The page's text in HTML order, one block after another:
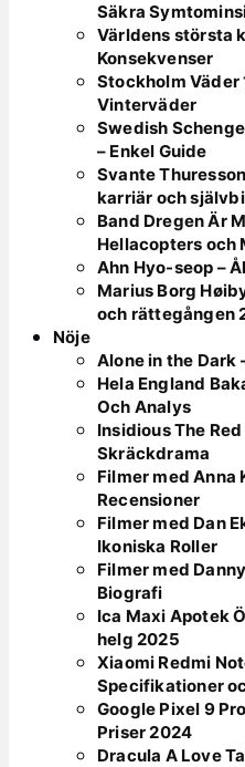
Säkra
Världens största
Konsekvenser
Stockholm Väder
Vinterväder
Swedish
– Enkel Guide
Svante
karriär och
Band Dregen Är
Hellacopters och
Ahn Hyo-seop –
Marius Borg
och rättegången
Nöje
Alone in the Dark
Hela England
Och Analys
Insidious The
Skräckdrama
Filmer med Anna
Recensioner
Filmer med Dan
Ikoniska Roller
Filmer med
Biografi
Ica Maxi Apotek
helg 2025
Xiaomi Redmi
Specifikationer
Google Pixel 9
Priser 2024
Dracula A Love